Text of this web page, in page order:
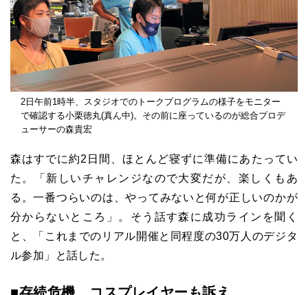
2日午前1時半、スタジオでのトークプログラムの様子をモニター
で確認する小栗徳丸(真ん中)。その前に座っているのが総合プロデ
ューサーの森貴宏
森はすでに約2日間、ほとんど寝ずに準備にあたってい
た。「新しいチャレンジなので大変だが、楽しくもあ
る。一番つらいのは、やってみないと何が正しいのかが
分からないところ」。そう話す森に成功ラインを聞く
と、「これまでのリアル開催と同程度の30万人のデジタ
ル参加」と話した。